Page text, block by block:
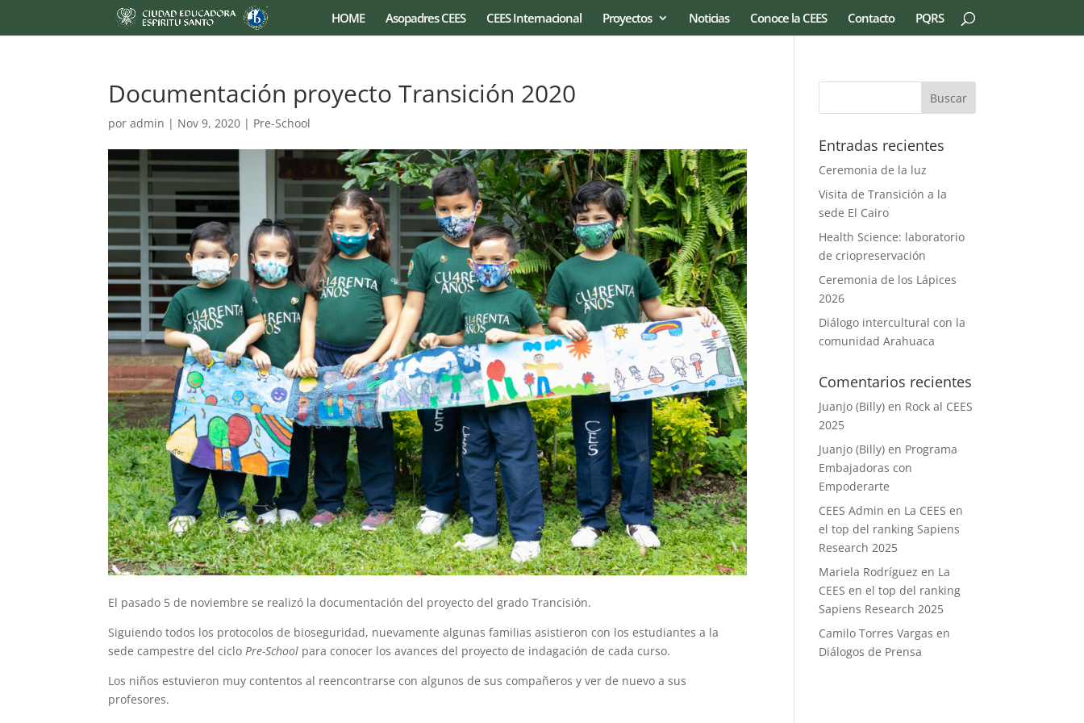
HOME Asopadres CEES CEES Internacional Proyectos Noticias Conoce la CEES Contacto PQRS
Documentación proyecto Transición 2020
poradmin | Nov 9, 2020 | Pre-School
El pasado 5 de noviembre se realizó la documentación del proyecto del grado Trancisión.
Siguiendo todos los protocolos de bioseguridad, nuevamente algunas familias asistieron con los estudiantes a la
sede campestre del cicloPre-School para conocer los avances del proyecto de indagación de cada curso.
Los niños estuvieron muy contentos al reencontrarse con algunos de sus compañeros y ver de nuevo a sus
profesores.
Entradas recientes
Ceremonia de la luz
Visita de Transición a la
sede El Cairo
Health Science: laboratorio
de criopreservación
Ceremonia de los Lápices
2026
Diálogo intercultural con la
comunidad Arahuaca
Comentarios recientes
Juanjo (Billy) en Rock al CEES
2025
Juanjo (Billy) en Programa
Embajadoras con
Empoderarte
CEES Admin en La CEES en
el top del ranking Sapiens
Research 2025
Mariela Rodríguez en La
CEES en el top del ranking
Sapiens Research 2025
Camilo Torres Vargas en
Diálogos de Prensa